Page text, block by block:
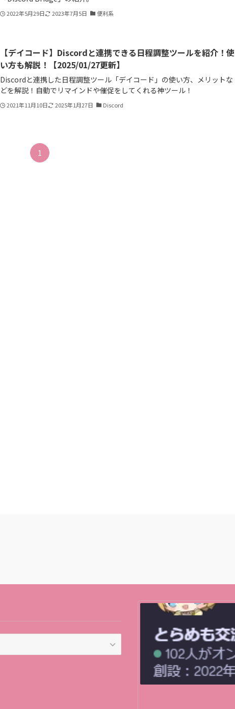
2022年5月29日 2023年7月5日 便利系
【デイコード】Discordと連携できる日程調整ツールを紹介！使
い方も解説！【2025/01/27更新】
Discordと連携した日程調整ツール「デイコード」の使い方、メリットな
どを解説！自動でリマインドや催促をしてくれる神ツール！
2021年11月10日 2025年1月27日 Discord
1